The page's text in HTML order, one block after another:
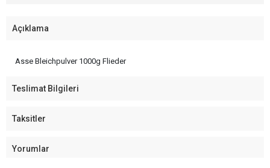
Açıklama
Asse Bleichpulver 1000g Flieder
Teslimat Bilgileri
Taksitler
Yorumlar